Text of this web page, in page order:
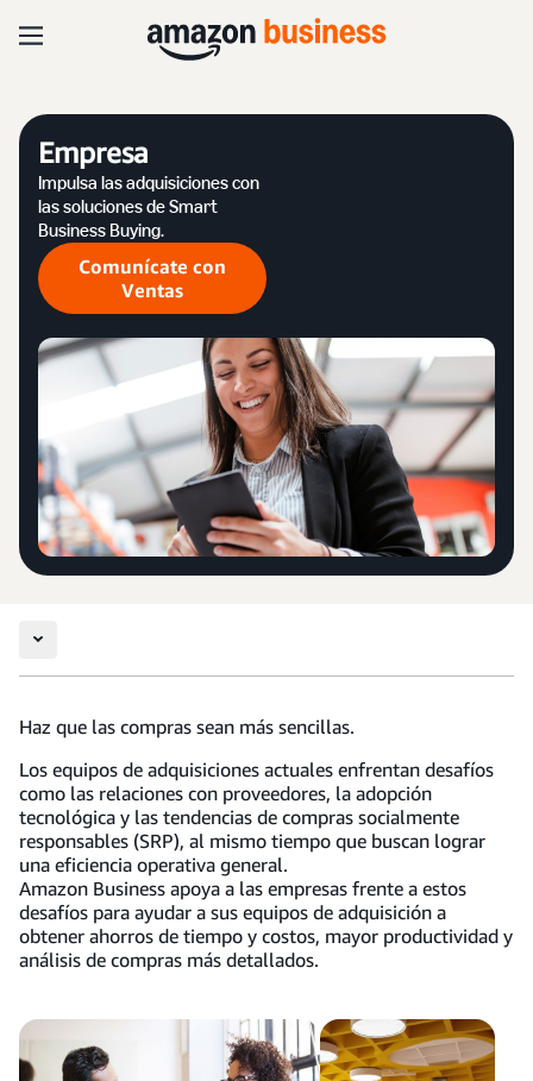
Empresa
Impulsa las adquisiciones con
las soluciones de Smart
Business Buying.
Comunícate con
Ventas
Haz que las compras sean más sencillas.
Los equipos de adquisiciones actuales enfrentan desafíos
como las relaciones con proveedores, la adopción
tecnológica y las tendencias de compras socialmente
responsables (SRP), al mismo tiempo que buscan lograr
una eficiencia operativa general.
Amazon Business apoya a las empresas frente a estos
desafíos para ayudar a sus equipos de adquisición a
obtener ahorros de tiempo y costos, mayor productividad y
análisis de compras más detallados.